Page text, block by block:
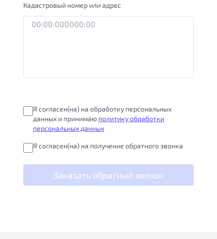
Кадастровый номер или адрес
Я согласен(на) на обработку персональных
данных и принимаю политику обработки
персональных данных
Я согласен(на) на получение обратного звонка
Заказать обратный звонок